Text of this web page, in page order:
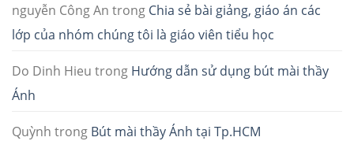
nguyễn Công An trong Chia sẻ bài giảng, giáo án các
lớp của nhóm chúng tôi là giáo viên tiểu học
Do Dinh Hieu trong Hướng dẫn sử dụng bút mài thầy
Ánh
Quỳnh trong Bút mài thầy Ánh tại Tp.HCM